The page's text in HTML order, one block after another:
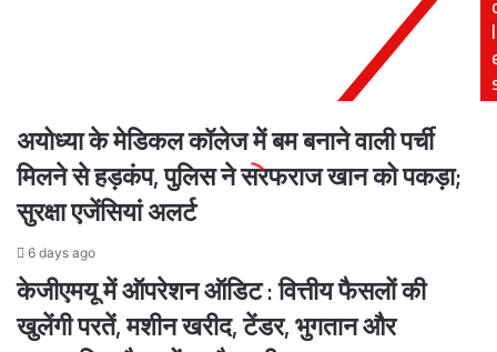
पहले
युवाओं
के
लिए
विशेष
उपहार
कराई
l
अयोध्या के मेडिकल कॉलेज में बम बनाने वाली पर्ची
मिलने से हड़कंप, पुलिस ने सरफराज खान को पकड़ा;
सुरक्षा एजेंसियां अलर्ट
6 days ago
केजीएमयू में ऑपरेशन ऑडिट : वित्तीय फैसलों की
खुलेंगी परतें, मशीन खरीद, टेंडर, भुगतान और